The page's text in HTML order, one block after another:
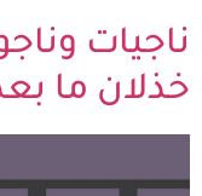
ناجيات
خذلان ما